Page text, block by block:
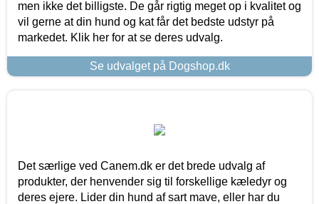
men ikke det billigste. De går rigtig meget op i kvalitet og
vil gerne at din hund og kat får det bedste udstyr på
markedet. Klik her for at se deres udvalg.
Se udvalget på Dogshop.dk
Det særlige ved Canem.dk er det brede udvalg af
produkter, der henvender sig til forskellige kæledyr og
deres ejere. Lider din hund af sart mave, eller har du